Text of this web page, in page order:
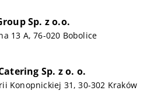
Sp. z o.o.
13 A, 76-020 Bobolice
Sp. z o. o.
Konopnickiej 31, 30-302 Kraków